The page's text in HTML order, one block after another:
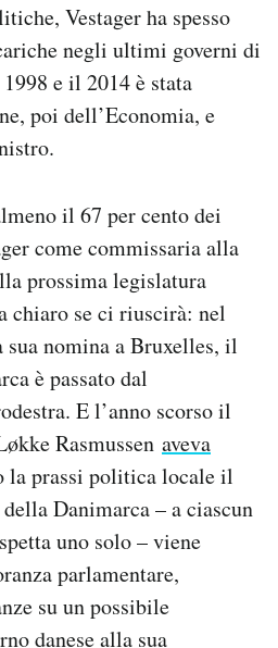
Vestager ha spesso
negli ultimi governi di
e il 2014 è stata
poi dell’Economia, e
il 67 per cento dei
come commissaria alla
prossima legislatura
chiaro se ci riuscirà: nel
sua nomina a Bruxelles, il
è passato dal
E l’anno scorso il
Rasmussen aveva
la prassi politica locale il
Danimarca – a ciascun
uno solo – viene
parlamentare,
su un possibile
danese alla sua